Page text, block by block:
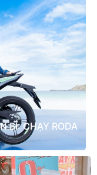
BỈ: CHẠY RODA